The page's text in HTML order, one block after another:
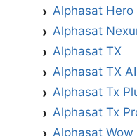
Alphasat Hero
Alphasat
Alphasat TX
Alphasat TX
Alphasat Tx
Alphasat Tx
Alphasat Wow